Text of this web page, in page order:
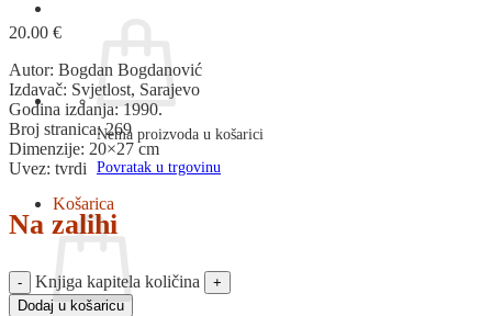
Nema proizvoda u košarici
Povratak u trgovinu
Košarica
20.00 €
Autor: Bogdan Bogdanović
Izdavač: Svjetlost, Sarajevo
Godina izdanja: 1990.
Broj stranica: 269
Dimenzije: 20×27 cm
Uvez: tvrdi
Na zalihi
Knjiga kapitela količina
Dodaj u košaricu